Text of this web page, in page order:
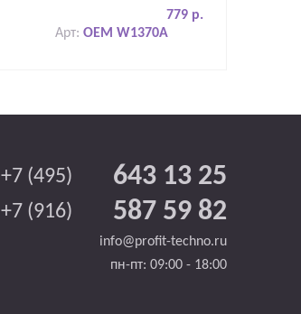
779 р.
Арт: OEM W1370A
+7 (495) 643 13 25
+7 (916) 587 59 82
info@profit-techno.ru
пн-пт: 09:00 - 18:00